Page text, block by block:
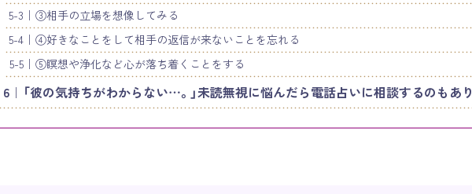
③相手の立場を想像してみる
④好きなことをして相手の返信が来ないことを忘れる
⑤瞑想や浄化など心が落ち着くことをする
「彼の気持ちがわからない…。」未読無視に悩んだら電話占いに相談するのもあり